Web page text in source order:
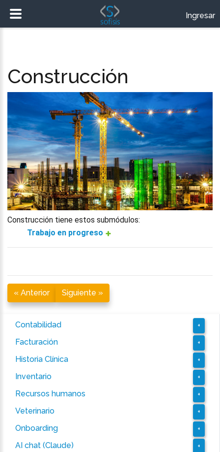
Construcción
Construcción tiene estos submódulos:
Trabajo en progreso
« Anterior Siguiente »
Contabilidad +
Facturación +
Historia Clínica +
Inventario +
Recursos humanos +
Veterinario +
Onboarding +
AI chat (Claude) +
Ingresar